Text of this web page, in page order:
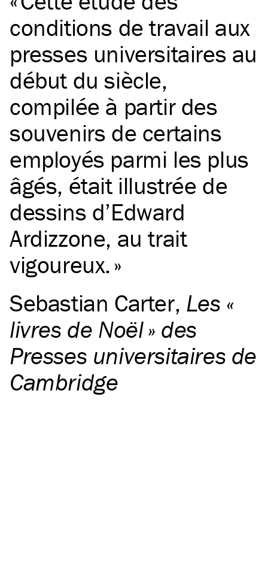
conditions de travail aux
presses universitaires au
début du siècle,
compilée à partir des
souvenirs de certains
employés parmi les plus
âgés, était illustrée de
dessins d’Edward
Ardizzone, au trait
vigoureux.
Sebastian Carter, Les «
livres de Noël » des
Presses universitaires de
Cambridge